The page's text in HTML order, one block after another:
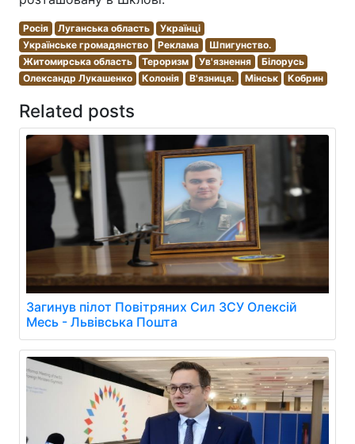
Росія Луганська область
Українці
Українське громадянство
Реклама
Шпигунство.
Житомирська область
Тероризм Ув'язнення
Білорусь
Олександр Лукашенко
Колонія В'язниця. Мінськ Кобрин
Related posts
Загинув пілот Повітряних Сил ЗСУ Олексій
Месь - Львівська Пошта